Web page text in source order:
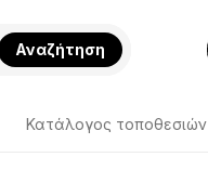
Αναζήτηση
Κατάλογος τοποθεσιών